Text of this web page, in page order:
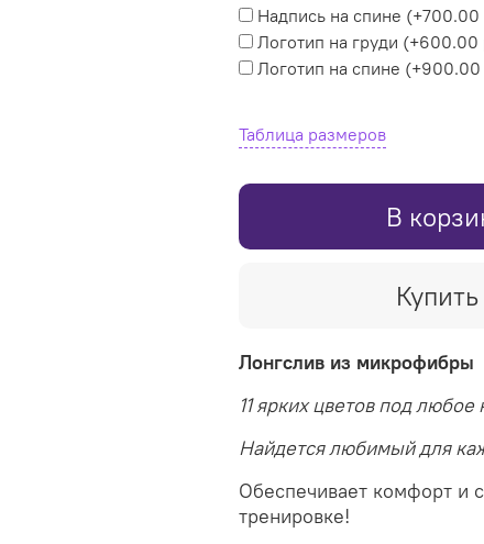
Таблица размеров
В
Надпись на спине (+700.00
Логотип на груди (+600.00
Логотип на спине (+900.00
Лонгслив из микрофибры
11 ярких цветов под любое
Найдется любимый для
Обеспечивает комфорт и
тренировке!